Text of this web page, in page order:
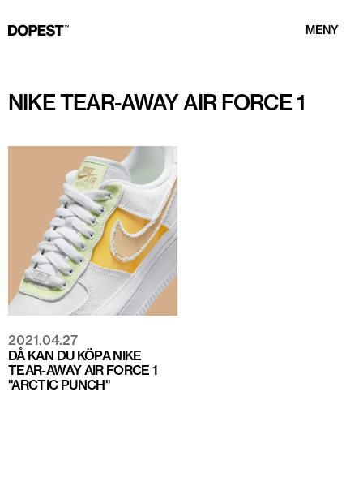
MENY
NIKE TEAR-AWAY AIR FORCE 1
2021.04.27
DÅ KAN DU KÖPA NIKE
TEAR-AWAY AIR FORCE 1
"ARCTIC PUNCH"